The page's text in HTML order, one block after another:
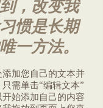
，改变我
惯是长期
一方法。
加您自己的文本并
需单击“编辑文本”
始添加自己的内容